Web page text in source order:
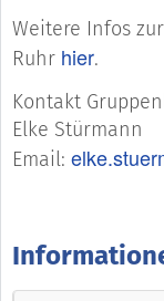
Weitere Infos
Ruhr hier.
Kontakt
Elke Stürmann
Email: